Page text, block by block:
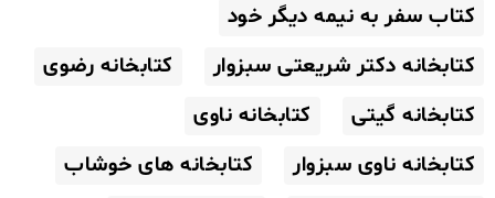
کتاب سفر به نیمه دیگر خود
کتابخانه دکتر شریعتی سبزوار
کتابخانه رضوی
کتابخانه گیتی
کتابخانه ناوی
کتابخانه ناوی سبزوار
کتابخانه های خوشاب